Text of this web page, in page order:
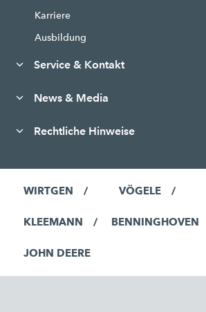
Karriere
Ausbildung
Service & Kontakt
News & Media
Rechtliche Hinweise
WIRTGEN VÖGELE
KLEEMANN BENNINGHOVEN
JOHN DEERE